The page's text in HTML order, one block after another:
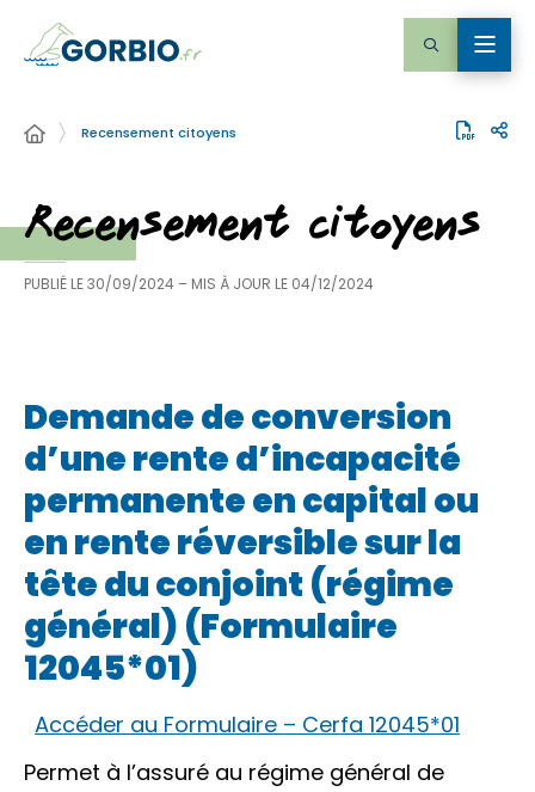
Recensement citoyens
Recensement citoyens
PUBLIÉ LE30/09/2024 – MIS À JOUR LE 04/12/2024
Demande de conversion
d’une rente d’incapacité
permanente en capital ou
en rente réversible sur la
tête du conjoint (régime
général) (Formulaire
12045*01)
Accéder au Formulaire – Cerfa 12045*01
Permet à l’assuré au régime général de